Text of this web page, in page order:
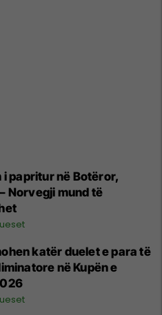
i papritur në Botëror,
Norvegji mund të
katër duelet e para të
në Kupën e